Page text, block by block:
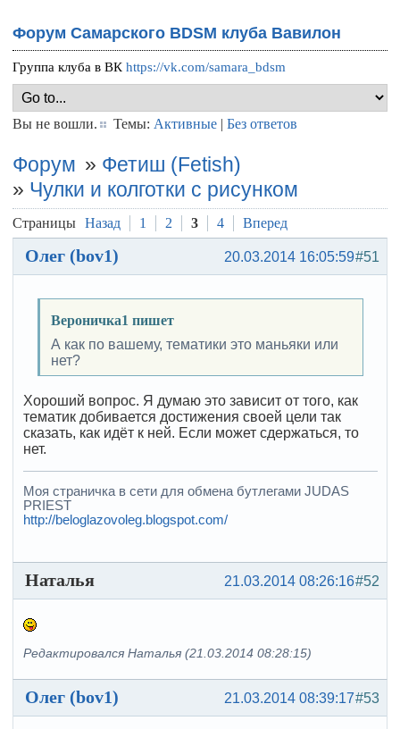
Форум Самарского BDSM клуба Вавилон
Группа клуба в ВКhttps://vk.com/samara_bdsm
Вы не вошли. Темы: Активные |Без ответов
Форум » Фетиш (Fetish)
» Чулки и колготки с рисунком
Страницы Назад 1 2 3 4 Вперед
#51
20.03.2014 16:05:59
Олег (bov1)
Вероничка1 пишет
А как по вашему, тематики это маньяки или
нет?
Хороший вопрос. Я думаю это зависит от того, как
тематик добивается достижения своей цели так
сказать, как идёт к ней. Если может сдержаться, то
нет.
Моя страничка в сети для обмена бутлегами JUDAS
PRIEST
http://beloglazovoleg.blogspot.com/
#52
21.03.2014 08:26:16
Наталья
Редактировался Наталья (21.03.2014 08:28:15)
#53
21.03.2014 08:39:17
Олег (bov1)